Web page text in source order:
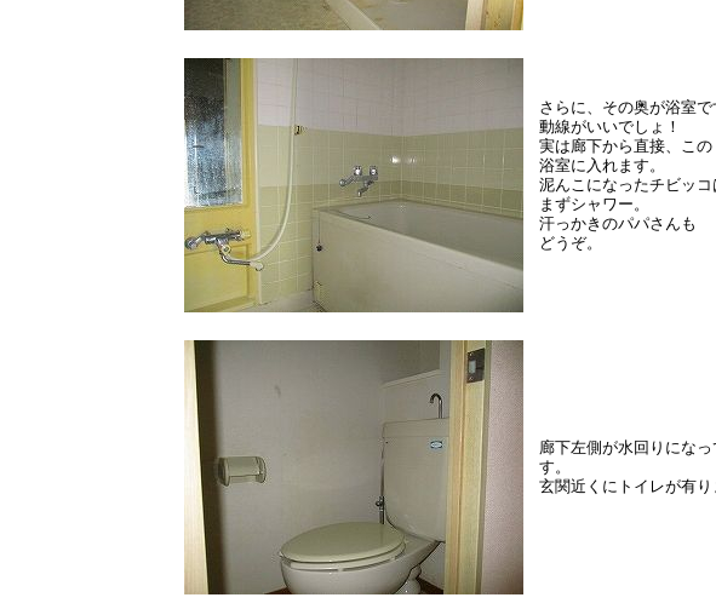
さらに、その奥が浴室で
動線がいいでしょ！
実は廊下から直接、この
浴室に入れます。
泥んこになったチビッコ
まずシャワー。
汗っかきのパパさんも
どうぞ。
廊下左側が水回りになっ
す。
玄関近くにトイレが有り